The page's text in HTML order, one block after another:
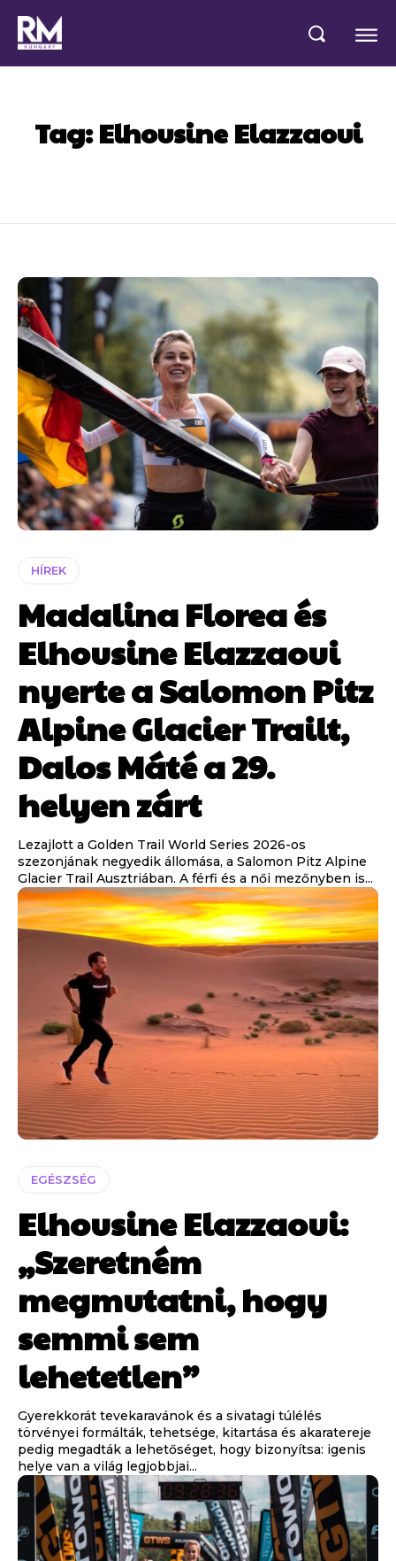
Tag:Elhousine Elazzaoui
HÍREK
Madalina Florea és
Elhousine Elazzaoui
nyerte a Salomon Pitz
Alpine Glacier Trailt,
Dalos Máté a 29.
helyen zárt
Lezajlott a Golden Trail World Series 2026-os
szezonjának negyedik állomása, a Salomon Pitz Alpine
Glacier Trail Ausztriában. A férfi és a női mezőnyben is...
EGÉSZSÉG
Elhousine Elazzaoui:
„Szeretném
megmutatni, hogy
semmi sem
lehetetlen”
Gyerekkorát tevekaravánok és a sivatagi túlélés
törvényei formálták, tehetsége, kitartása és akaratereje
pedig megadták a lehetőséget, hogy bizonyítsa: igenis
helye van a világ legjobbjai...